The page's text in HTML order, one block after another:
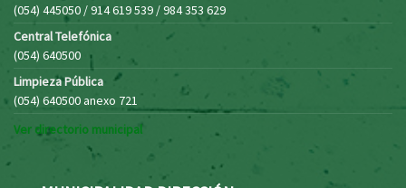
(054) 445050 / 914 619 539 / 984 353 629
Central Telefónica
(054) 640500
Limpieza Pública
(054) 640500 anexo 721
Ver directorio municipal